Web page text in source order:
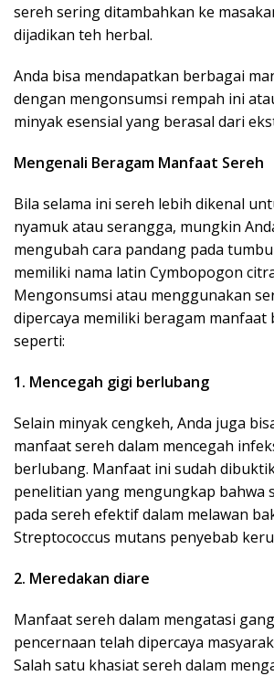
sereh sering ditambahkan ke
dijadikan teh herbal.
Anda bisa mendapatkan berbagai
dengan mengonsumsi rempah ini
minyak esensial yang berasal dari
Mengenali Beragam Manfaat Sereh
Bila selama ini sereh lebih dikenal
nyamuk atau serangga, mungkin
mengubah cara pandang pada
memiliki nama latin Cymbopogon
Mengonsumsi atau menggunakan
dipercaya memiliki beragam manfaat
seperti:
1. Mencegah gigi berlubang
Selain minyak cengkeh, Anda juga
manfaat sereh dalam mencegah
berlubang. Manfaat ini sudah
penelitian yang mengungkap bahwa
pada sereh efektif dalam melawan
Streptococcus mutans penyebab
2. Meredakan diare
Manfaat sereh dalam mengatasi
pencernaan telah dipercaya
Salah satu khasiat sereh dalam